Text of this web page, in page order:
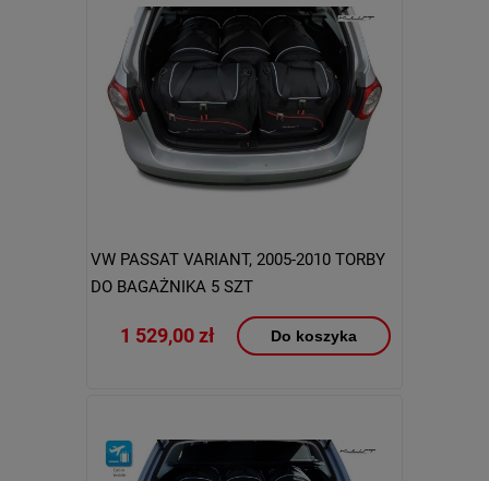
VW PASSAT VARIANT, 2005-2010 TORBY
DO BAGAŻNIKA 5 SZT
1 529,00 zł Do koszyka